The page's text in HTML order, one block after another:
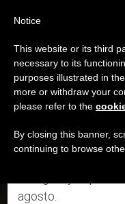
ETIQUETA
ÚLTIMAS NOTICIAS
Aviso
Del 27 de julio al
anual,
se generan menos
agosto.
Notice
This website or its third
necessary to its
purposes illustrated in
more or withdraw your
please refer to the
By closing this banner,
continuing to browse